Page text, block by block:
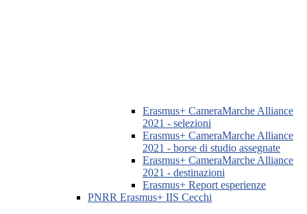
Erasmus+ CameraMarche Alliance
2021 - selezioni
Erasmus+ CameraMarche Alliance
2021 - borse di studio assegnate
Erasmus+ CameraMarche Alliance
2021 - destinazioni
Erasmus+ Report esperienze
PNRR Erasmus+ IIS Cecchi